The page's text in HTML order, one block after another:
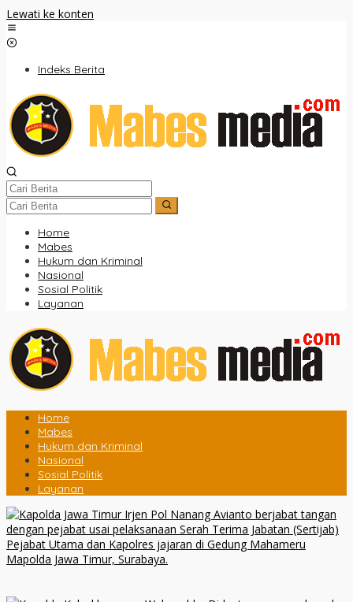
Lewati ke konten
Indeks Berita
Home
Mabes
Hukum dan Kriminal
Nasional
Sosial Politik
Layanan
Home
Mabes
Hukum dan Kriminal
Nasional
Sosial Politik
Layanan